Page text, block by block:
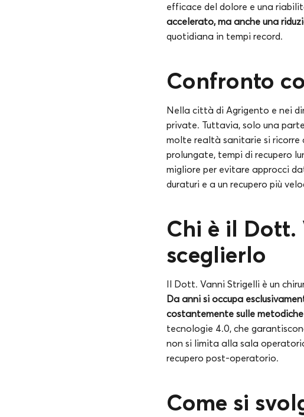
efficace del dolore e una
accelerato, ma anche una
quotidiana in tempi record.
Confronto
Nella città di Agrigento e nei
private. Tuttavia, solo una
molte realtà sanitarie si ricorre
prolungate, tempi di recupero
migliore per evitare approcci
duraturi e a un recupero più
Chi è il Dott.
sceglierlo
Il Dott. Vanni Strigelli è un
Da anni si occupa
costantemente sulle
tecnologie 4.0, che
non si limita alla sala
recupero post-operatorio.
Come si